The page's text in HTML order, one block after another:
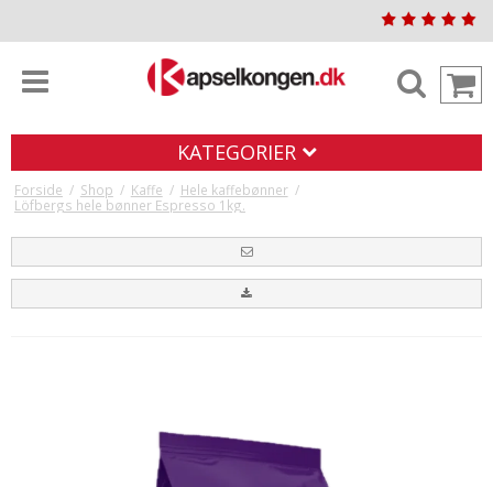
KATEGORIER
Forside / Shop / Kaffe / Hele kaffebønner /
Löfbergs hele bønner Espresso 1kg.